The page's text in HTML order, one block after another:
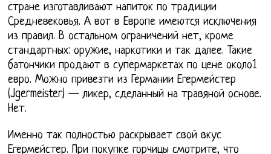
стране изготавливают напиток по традиции
Средневековья. А вот в Европе имеются исключения
из правил. В остальном ограничений нет, кроме
стандартных: оружие, наркотики и так далее. Такие
батончики продают в супермаркетах по цене около1
евро. Можно привезти из Германии Егермейстер
(Jgermeister) — ликер, сделанный на травяной основе.
Нет.
Именно так полностью раскрывает свой вкус
Егермейстер. При покупке горчицы смотрите, что